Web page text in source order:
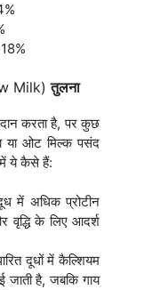
Milk)तुलना
करता है, पर कुछ
या ओट मिल्क पसंद
ये कैसे हैं:
में अधिक प्रोटीन
वृद्धि के लिए आदर्श
दूधों में कैल्शियम
जाती है, जबकि गाय